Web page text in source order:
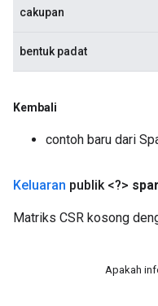
cakupan
bentuk padat
Kembali
contoh baru dari
Keluaran publik <?>
Matriks CSR kosong
Apakah